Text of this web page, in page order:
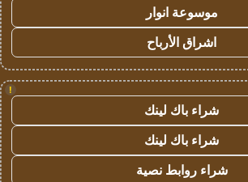
موسوعة انوار
اشراق الأرباح
!
شراء باك لينك
شراء باك لينك
شراء روابط نصية